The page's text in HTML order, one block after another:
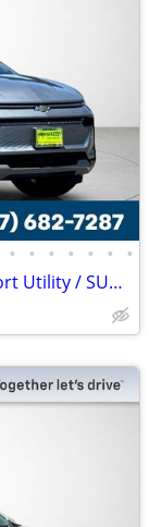
• • • • • • •
2024 Chevrolet Equinox EV AWD 4D Sport Utility / SUV LT